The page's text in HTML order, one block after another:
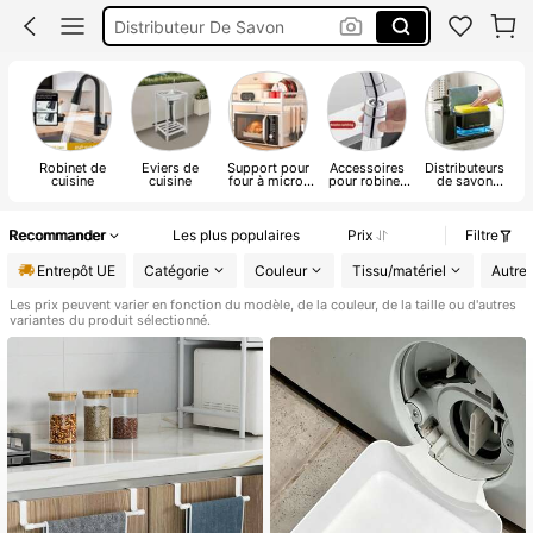
Mitigeur Cuisine
Robinet De Cuisine
Robinet de
cuisine
Eviers de
cuisine
Support pour
four à micro-
Accessoires
pour robinet
Distributeurs
de savon
Recommander Les plus populaires Prix
Filtre
Entrepôt UE
Catégorie Couleur Tissu/matériel Autre
Les prix peuvent varier en fonction du modèle, de la couleur, de la taille ou d'autres
variantes du produit sélectionné.